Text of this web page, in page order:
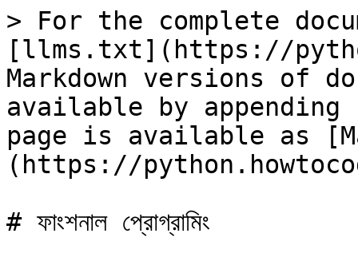
> For the complete
[llms.txt](https://
Markdown versions of
available by
page is available as
(https://
# ফাংশনাল প্রোগ্রামিং